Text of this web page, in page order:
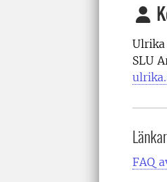
Ulrika
SLU
FAQ